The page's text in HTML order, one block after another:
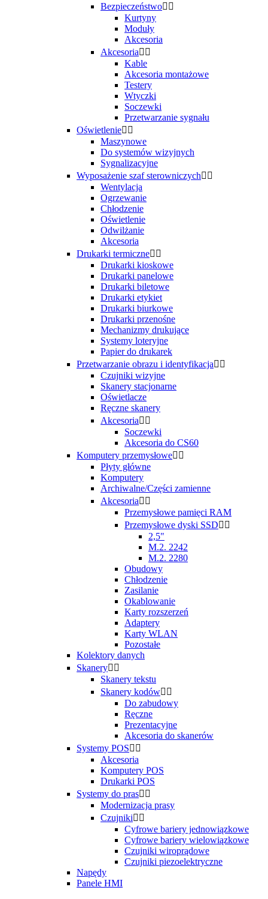
Bezpieczeństwo 
Kurtyny
Moduły
Akcesoria
Akcesoria 
Kable
Akcesoria montażowe
Testery
Wtyczki
Soczewki
Przetwarzanie sygnału
Oświetlenie 
Maszynowe
Do systemów wizyjnych
Sygnalizacyjne
Wyposażenie szaf sterowniczych 
Wentylacja
Ogrzewanie
Chłodzenie
Oświetlenie
Odwilżanie
Akcesoria
Drukarki termiczne 
Drukarki kioskowe
Drukarki panelowe
Drukarki biletowe
Drukarki etykiet
Drukarki biurkowe
Drukarki przenośne
Mechanizmy drukujące
Systemy loteryjne
Papier do drukarek
Przetwarzanie obrazu i identyfikacja 
Czujniki wizyjne
Skanery stacjonarne
Oświetlacze
Ręczne skanery
Akcesoria 
Soczewki
Akcesoria do CS60
Komputery przemysłowe 
Płyty główne
Komputery
Archiwalne/Części zamienne
Akcesoria 
Przemysłowe pamięci RAM
Przemysłowe dyski SSD 
2,5"
M.2. 2242
M.2. 2280
Obudowy
Chłodzenie
Zasilanie
Okablowanie
Karty rozszerzeń
Adaptery
Karty WLAN
Pozostałe
Kolektory danych
Skanery 
Skanery tekstu
Skanery kodów 
Do zabudowy
Ręczne
Prezentacyjne
Akcesoria do skanerów
Systemy POS 
Akcesoria
Komputery POS
Drukarki POS
Systemy do pras 
Modernizacja prasy
Czujniki 
Cyfrowe bariery jednowiązkowe
Cyfrowe bariery wielowiązkowe
Czujniki wiroprądowe
Czujniki piezoelektryczne
Napędy
Panele HMI